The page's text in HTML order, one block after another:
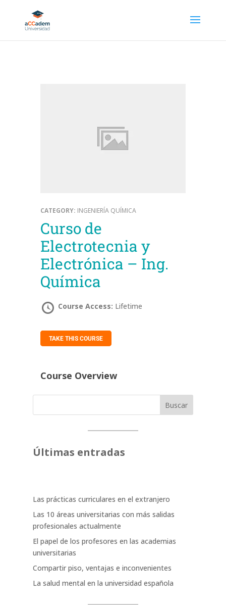
CATEGORY: INGENIERÍA QUÍMICA
Curso de
Electrotecnia y
Electrónica – Ing.
Química
Course Access: Lifetime
TAKE THIS COURSE
Course Overview
Buscar
Últimas entradas
Las prácticas curriculares en el extranjero
Las 10 áreas universitarias con más salidas
profesionales actualmente
El papel de los profesores en las academias
universitarias
Compartir piso, ventajas e inconvenientes
La salud mental en la universidad española